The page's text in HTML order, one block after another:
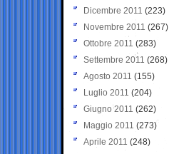
Dicembre 2011 (223)
Novembre 2011 (267)
Ottobre 2011 (283)
Settembre 2011 (268)
Agosto 2011 (155)
Luglio 2011 (204)
Giugno 2011 (262)
Maggio 2011 (273)
Aprile 2011 (248)